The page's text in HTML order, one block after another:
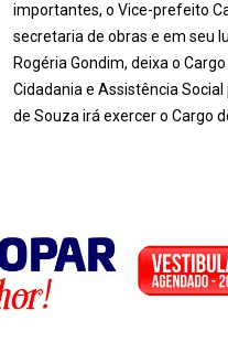
importantes, o Vice-prefeito
secretaria de obras e em seu
Rogéria Gondim, deixa o
Cidadania e Assistência
de Souza irá exercer o Cargo